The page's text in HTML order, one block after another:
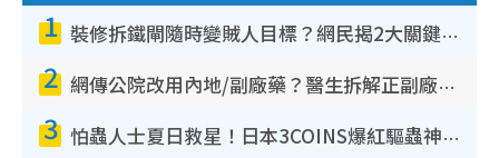
1 裝修拆鐵閘隨時變賊人目標？網民揭2大關鍵用途：裝新式等於白裝？附新舊鐵閘分別
2 網傳公院改用內地/副廠藥？醫生拆解正副廠分別 揭4類人換藥隨時出事
3 怕蟲人士夏日救星！日本3COINS爆紅驅蟲神器$45起 1招「全程免觸碰」輕鬆搞定小強